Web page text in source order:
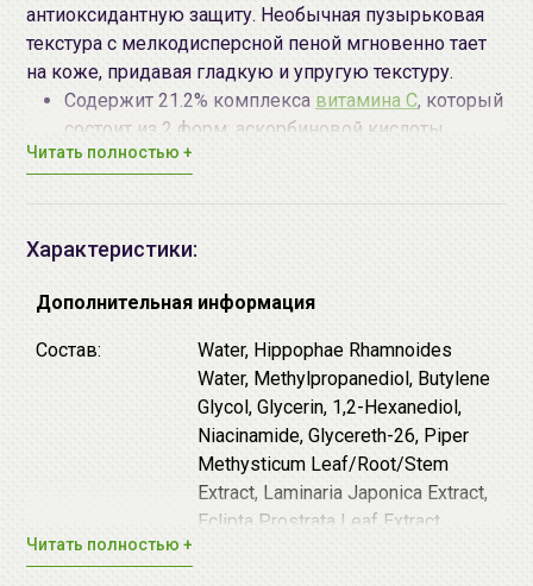
антиоксидантную защиту. Необычная пузырьковая
текстура с мелкодисперсной пеной мгновенно тает
на коже, придавая гладкую и упругую текстуру.
Содержит 21.2% комплекса витамина С, который
состоит из 2 форм: аскорбиновой кислоты
(нестабильной формы) и этил-аскорбиновой
коже здоровый ровный тон, защищает от
коллагена, за счёт чего продлевает молодость и
Гидролат облепихи в составе является
натуральным источником витаминов C, A и E,
благодаря чему усиливает антиоксидантное
действие эссенции, а также тонизирует.
Дополнительные действующие компоненты:
(витамин B3) - выравнивает общий
тон, улучшает цвет лица, стимулирует выработку
Читать полностью +
Характеристики:
Дополнительная информация
Состав:
Water, Hippophae Rhamnoides
Water, Methylpropanediol, Butylene
Glycol, Glycerin, 1,2-Hexanediol,
Niacinamide, Glycereth-26, Piper
Methysticum Leaf/Root/Stem
Extract, Laminaria Japonica Extract,
Eclipta Prostrata Leaf Extract,
Читать полностью +